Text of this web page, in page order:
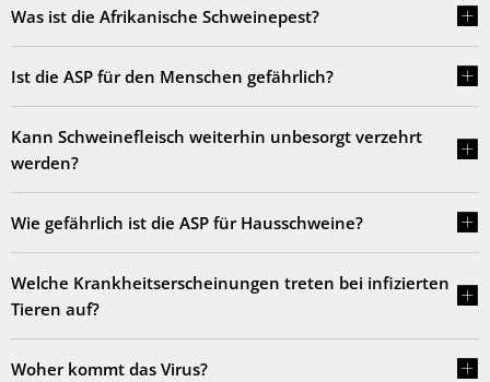
Was ist die Afrikanische Schweinepest?
Ist die ASP für den Menschen gefährlich?
Kann Schweinefleisch weiterhin unbesorgt verzehrt
werden?
Wie gefährlich ist die ASP für Hausschweine?
Welche Krankheitserscheinungen treten bei infizierten
Tieren auf?
Woher kommt das Virus?